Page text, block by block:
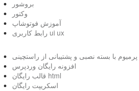
بروشور
وکتور
آموزش فوتوشاپ
رابط کاربری ui ux
با بسته نصبی و پشتیبانی از راستچینی
افزونه رایگان وردپرس
قالب رایگان html
اسکریپت رایگان